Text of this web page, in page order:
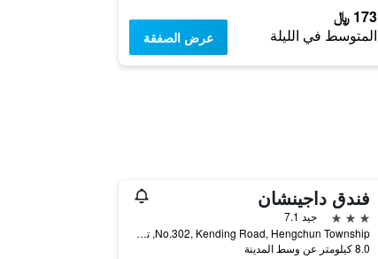
173 ﷼
المتوسط في الليلة عرض الصفقة
فندق داجينشان
3 نجوم
جيد 7.1
No.302, Kending Road, Hengchun Township, تايوان
8.0 كيلومتر عن وسط المدينة